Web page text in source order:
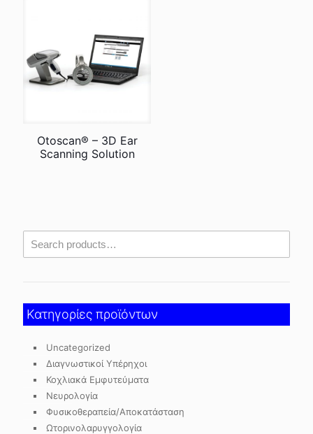
Otoscan® – 3D Ear
Scanning Solution
Κατηγορίες προϊόντων
Uncategorized
Διαγνωστικοί Υπέρηχοι
Κοχλιακά Εμφυτεύματα
Νευρολογία
Φυσικοθεραπεία/Αποκατάσταση
Ωτορινολαρυγγολογία